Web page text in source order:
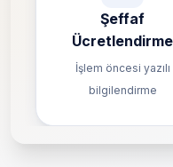
Şeffaf
Ücretlendirme
İşlem öncesi yazılı
bilgilendirme